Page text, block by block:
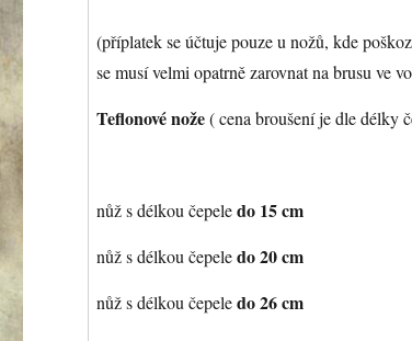
(příplatek se účtuje pouze u nožů, kde
se musí velmi opatrně zarovnat na brusu ve
Teflonové nože( cena broušení je dle délky
nůž s délkou čepeledo 15 cm
nůž s délkou čepeledo 20 cm
nůž s délkou čepeledo 26 cm